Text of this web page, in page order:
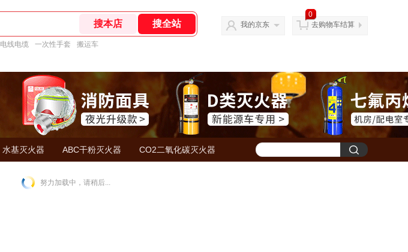
电线电缆 一次性手套 搬运车
我的京东
0
去购物车结算
水基灭火器 ABC干粉灭火器 CO2二氧化碳灭火器
努力加载中，请稍后...